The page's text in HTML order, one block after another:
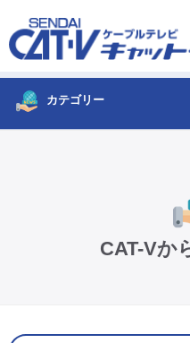
カテゴリー
CAT-Vか
お申し込み
ご検討中の方